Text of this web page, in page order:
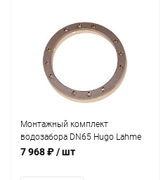
Монтажный комплект
водозабора DN65 Hugo Lahme
(универсал) (9161550)
7 968 ₽/ шт